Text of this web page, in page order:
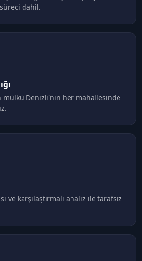
dahil.
mülkü Denizli'nin her mahallesinde
ve karşılaştırmalı analiz ile tarafsız